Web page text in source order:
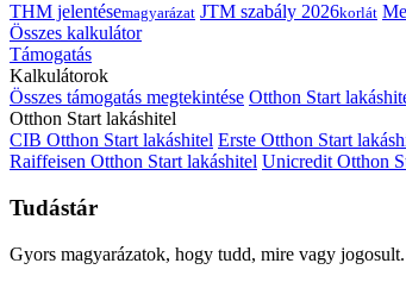
THM jelentésemagyarázat JTM szabály 2026korlát
Összes kalkulátor
Támogatás
Kalkulátorok
Összes támogatás megtekintése Otthon Start
Otthon Start lakáshitel
CIB Otthon Start lakáshitel Erste Otthon Start
Raiffeisen Otthon Start lakáshitel Unicredit Otthon
Tudástár
Gyors magyarázatok, hogy tudd, mire vagy jogosult.